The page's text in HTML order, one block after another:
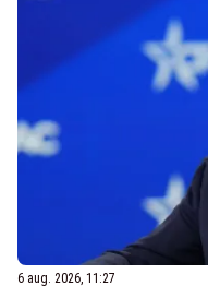
6 aug. 2026, 11:27